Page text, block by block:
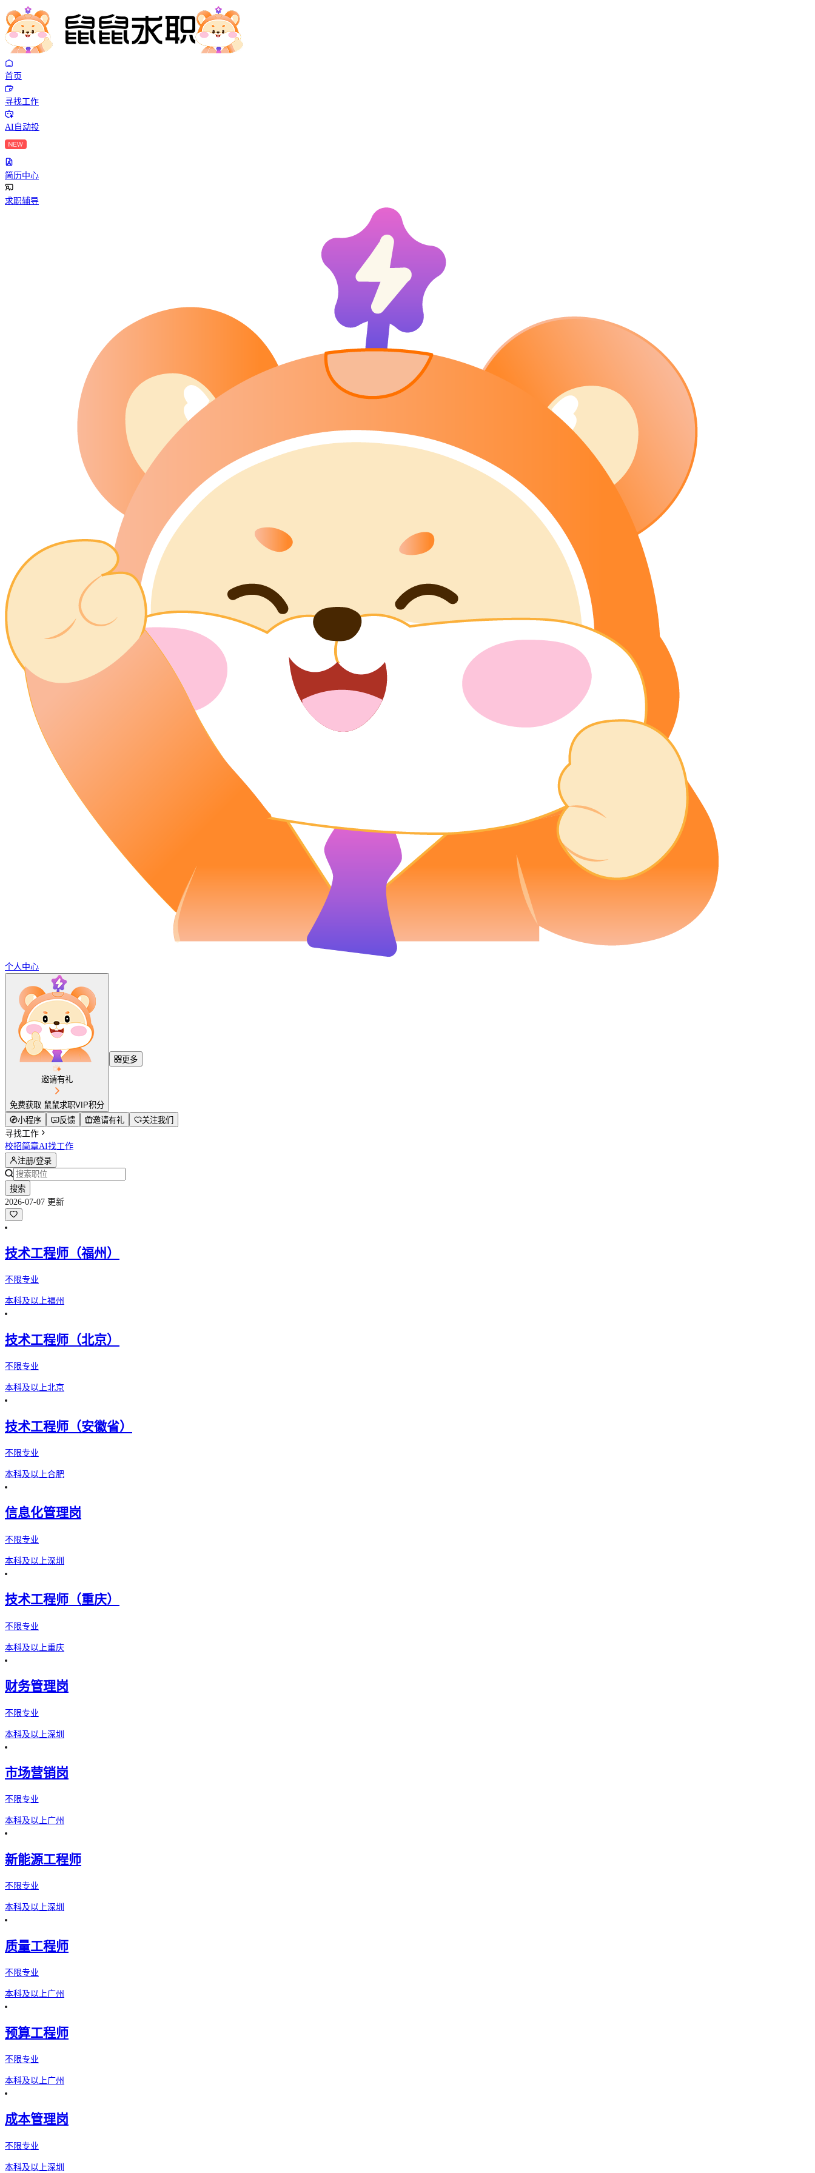
首页
寻找工作
AI自动投
简历中心
求职辅导
个人中心
邀请有礼
免费获取 鼠鼠求职VIP积分
更多
小程序 反馈 邀请有礼
关注我们
寻找工作
校招简章AI找工作
注册/登录
搜索
2026-07-07 更新
技术工程师（福州）
不限专业
本科及以上福州
技术工程师（北京）
不限专业
本科及以上北京
技术工程师（安徽省）
不限专业
本科及以上合肥
信息化管理岗
不限专业
本科及以上深圳
技术工程师（重庆）
不限专业
本科及以上重庆
财务管理岗
不限专业
本科及以上深圳
市场营销岗
不限专业
本科及以上广州
新能源工程师
不限专业
本科及以上深圳
质量工程师
不限专业
本科及以上广州
预算工程师
不限专业
本科及以上广州
成本管理岗
不限专业
本科及以上深圳